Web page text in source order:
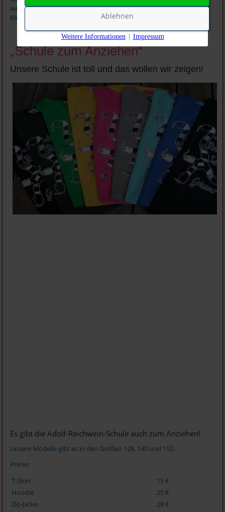
auf Klassenfahrten und Ausfahrten, sowie Aufsicht an der
Kletterwand.
„Schule zum Anziehen“
Unsere Schule ist toll und das wollen wir zeigen!
Es gibt die Adolf-Reichwein-Schule auch zum Anziehen!
Unsere Modelle gibt es in den Größen 128, 140 und 152.
Preise:
T-Shirt
15 €
Hoodie
25 €
Zip-Jacke
28 €
Ablehnen
Weitere Informationen Impressum